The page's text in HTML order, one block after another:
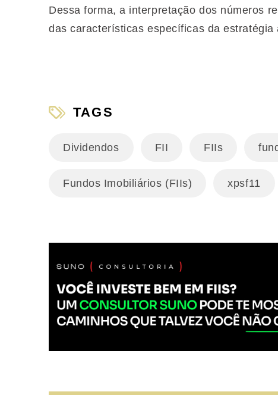
Dessa forma, a interpretação dos números
das características específicas da estratégia
TAGS
Dividendos FII FIIs
Fundos Imobiliários (FIIs) xpsf11